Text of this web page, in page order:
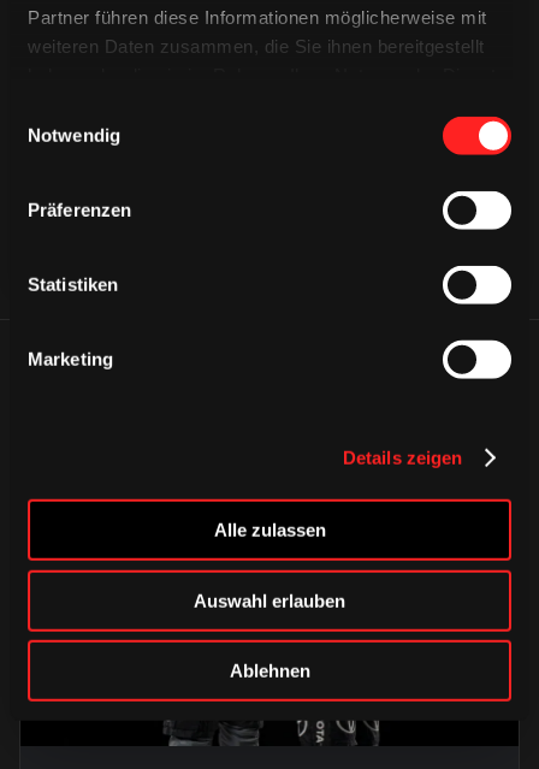
Partner führen diese Informationen möglicherweise mit
weiteren Daten zusammen, die Sie ihnen bereitgestellt
Notwendig
Präferenzen
Statistiken
Marketing
Details zeigen
Alle zulassen
Auswahl erlauben
Ablehnen
ÄHNLICHE NEWS